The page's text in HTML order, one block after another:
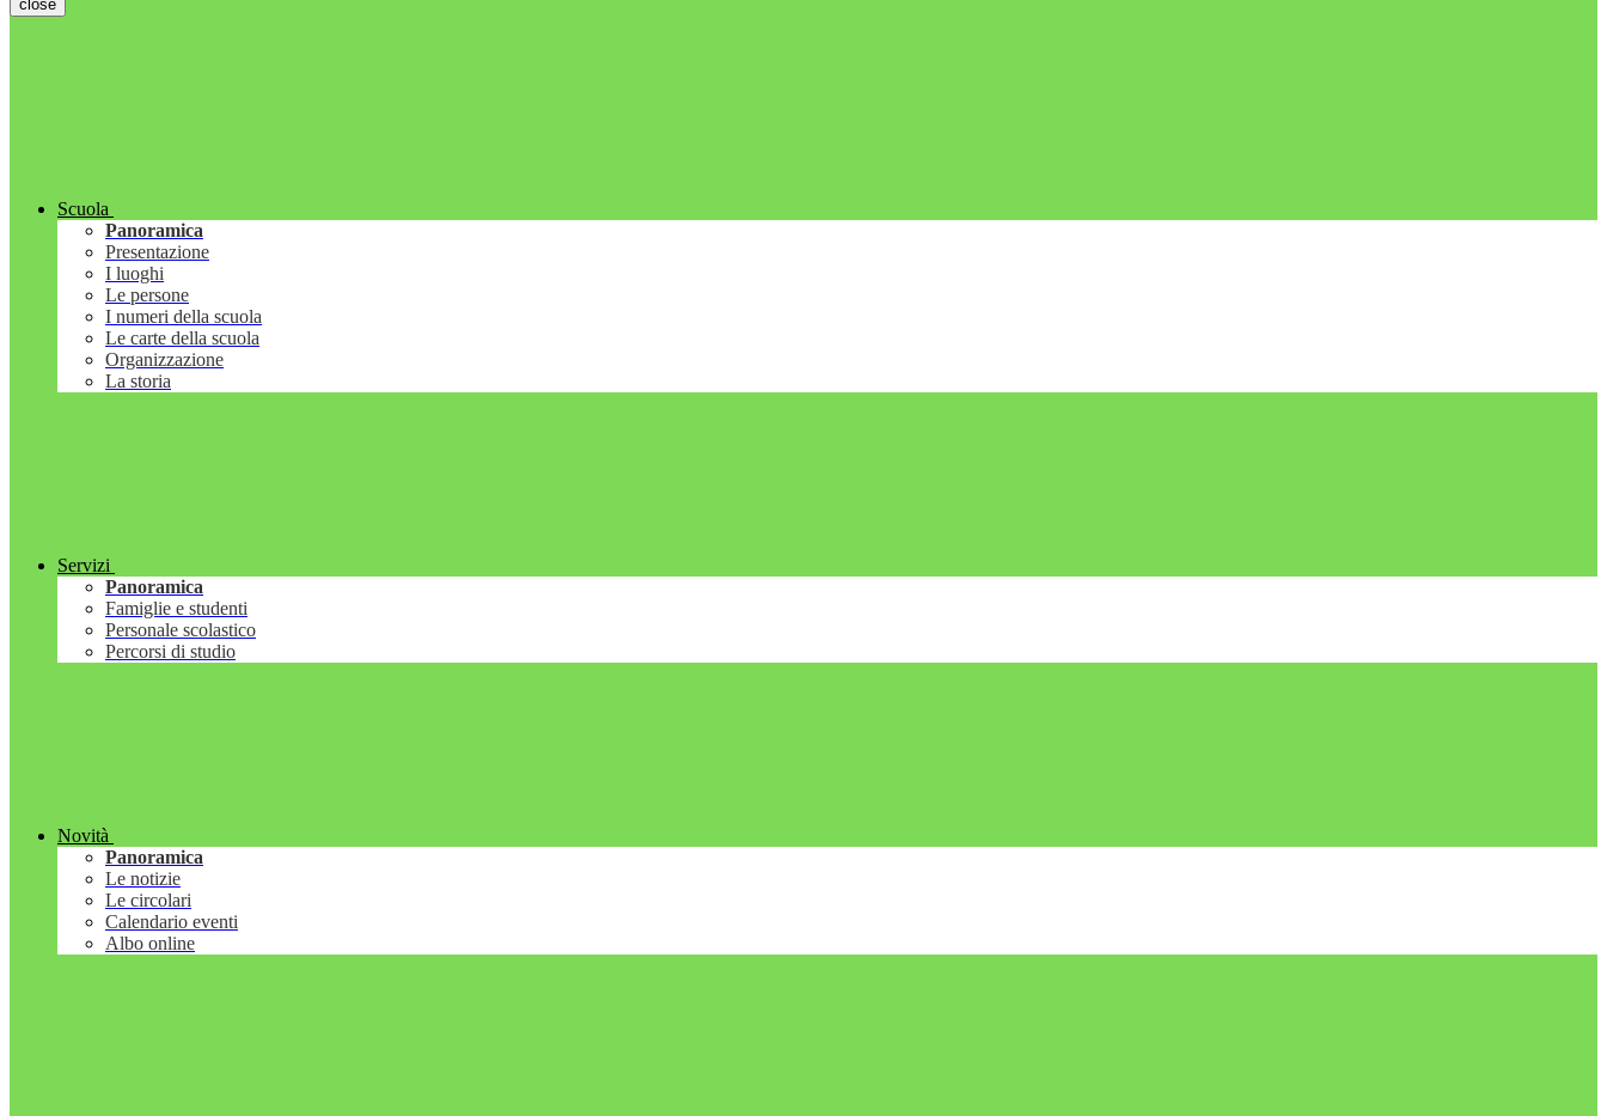
close
Scuola
Panoramica
Presentazione
I luoghi
Le persone
I numeri della scuola
Le carte della scuola
Organizzazione
La storia
Servizi
Panoramica
Famiglie e studenti
Personale scolastico
Percorsi di studio
Novità
Panoramica
Le notizie
Le circolari
Calendario eventi
Albo online